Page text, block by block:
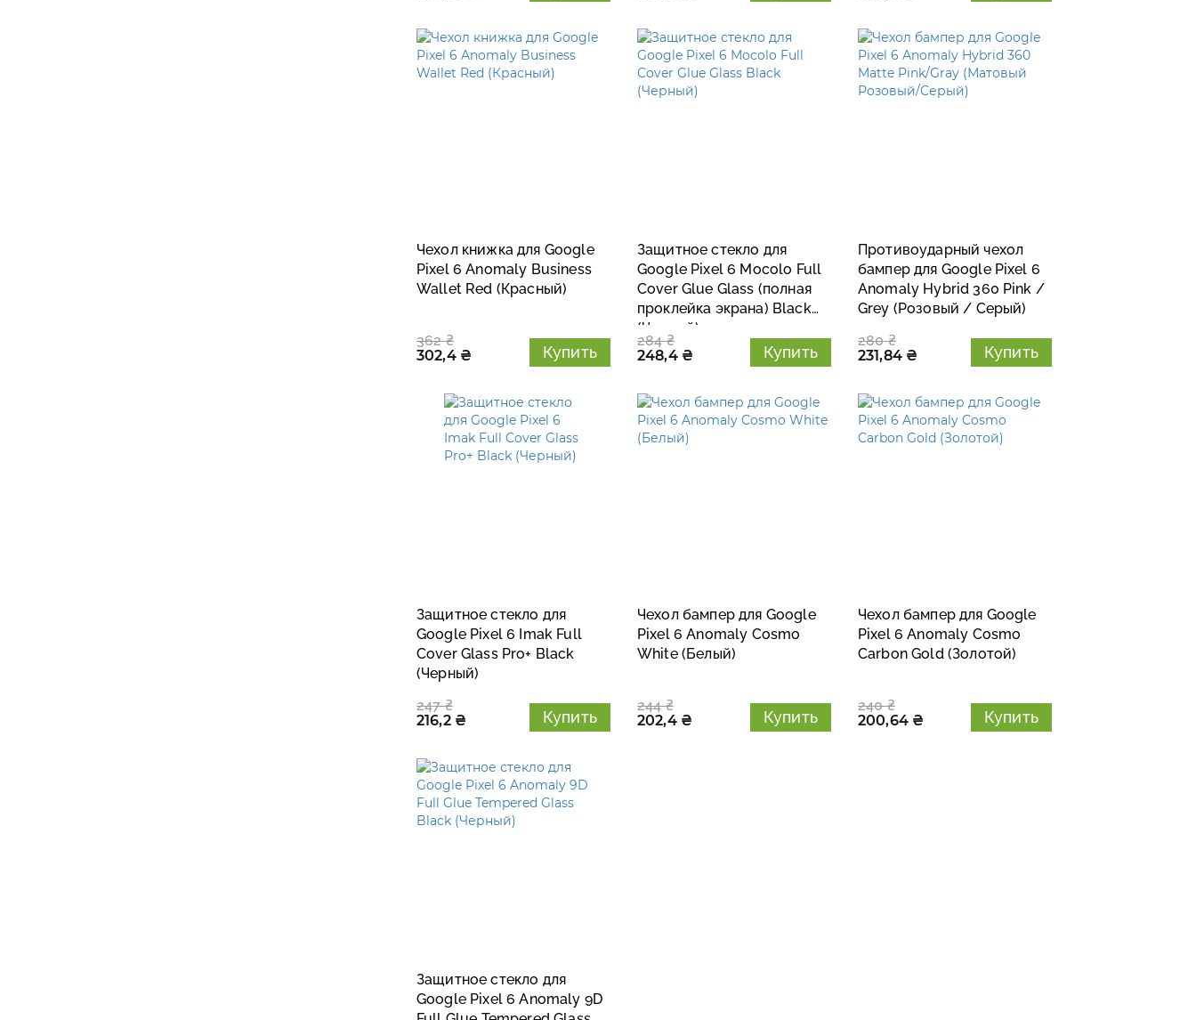
Чехол книжка для Google
Pixel 6 Anomaly Business
Wallet Red (Красный)
362 ₴
302,4 ₴
Купить
Защитное стекло для
Google Pixel 6 Mocolo Full
Cover Glue Glass (полная
проклейка экрана) Black
(Черный)
284 ₴
248,4 ₴
Купить
Противоударный чехол
бампер для Google Pixel 6
Anomaly Hybrid 360 Pink /
Grey (Розовый / Серый)
280 ₴
231,84 ₴
Купить
Защитное стекло для
Google Pixel 6 Imak Full
Cover Glass Pro+ Black
(Черный)
247 ₴
216,2 ₴
Купить
Чехол бампер для Google
Pixel 6 Anomaly Cosmo
White (Белый)
244 ₴
202,4 ₴
Купить
Чехол бампер для Google
Pixel 6 Anomaly Cosmo
Carbon Gold (Золотой)
240 ₴
200,64 ₴
Купить
Защитное стекло для
Google Pixel 6 Anomaly 9D